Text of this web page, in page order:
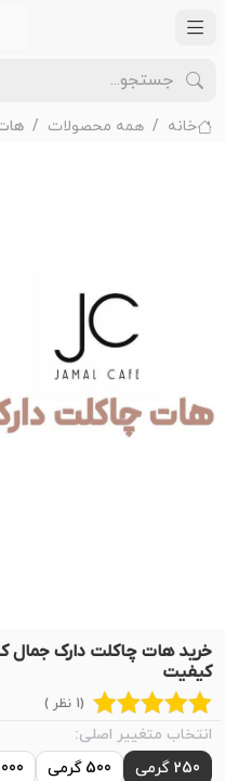
خانه همه محصولات
خرید هات چاکلت دارک جمال
کیفیت
(1 نظر )
انتخاب متغییر اصلی:
250 گرمی
500 گرمی 1000